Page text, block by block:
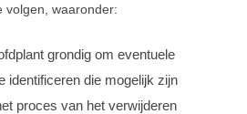
volgen, waaronder:
grondig om eventuele
identificeren die mogelijk zijn
proces van het verwijderen